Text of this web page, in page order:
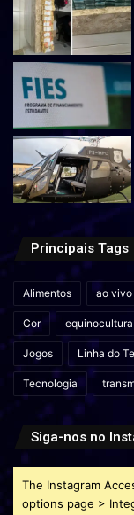
Principais Tags
Alimentos ao vivo
Cor equinocultura
Jogos Linha do
Tecnologia
Siga-nos no
The Instagram
options page >